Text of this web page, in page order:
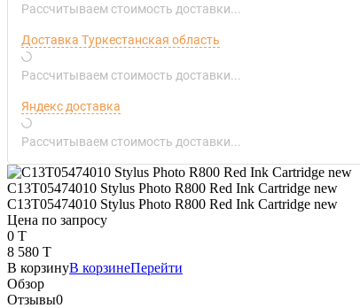
Рассчитываем стоимость доставки...
Доставка Туркестанская область
Рассчитываем стоимость доставки...
Яндекс доставка
Рассчитываем стоимость доставки...
C13T05474010 Stylus Photo R800 Red Ink Cartridge new
C13T05474010 Stylus Photo R800 Red Ink Cartridge new
Цена по запросу
0 T
8 580 T
В корзинуВ корзинеПерейти
Обзор
Отзывы0